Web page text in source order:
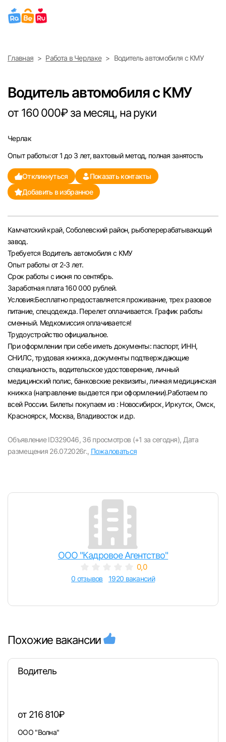
Выберите город
Санкт-Петербург
Ижевск
Екатеринбург
Саратов
Казань
Челябинск
Пермь
Самара
Оренбург
Волгоград
Ульяновск
Курган
Главная Работа в Черлаке Водитель автомобиля с КМУ
Водитель автомобиля с КМУ
от 160 000₽ за месяц, на руки
Черлак
Опыт работы:от 1 до 3 лет, вахтовый метод, полная занятость
Откликнуться
Показать контакты
Добавить в избранное
Камчатский край, Соболевский район, рыбоперерабатывающий
завод.
Требуется Водитель автомобиля с КМУ
Опыт работы от 2-3 лет.
Срок работы с июня по сентябрь.
Заработная плата 160 000 рублей.
Условия:Бесплатно предоставляется проживание, трех разовое
питание, спецодежда. Перелет оплачивается. График работы
сменный. Медкомиссия оплачивается!
Трудоустройство официальное.
При оформлении при себе иметь документы: паспорт, ИНН,
СНИЛС, трудовая книжка, документы подтверждающие
специальность, водительское удостоверение, личный
медицинский полис, банковские реквизиты, личная медицинская
книжка (направление выдается при оформлении).Работаем по
всей России. Билеты покупаем из : Новосибирск, Иркутск, Омск,
Красноярск, Москва, Владивосток и др.
Объявление ID329046, 36 просмотров (+1 за сегодня), Дата
размещения 26.07.2026г., Пожаловаться
ООО "Кадровое Агентство"
0,0
0 отзывов 1920 вакансий
Похожие вакансии
Водитель
от 216 810₽
ООО "Волна"